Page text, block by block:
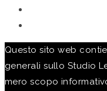
Questo sito web
generali sullo Studio
mero scopo